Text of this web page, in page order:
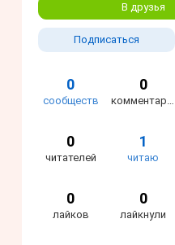
В друзья
Подписаться
0
сообществ
0
комментариев
0
читателей
1
читаю
0
лайков
0
лайкнули